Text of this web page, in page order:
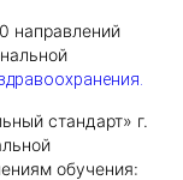
направлений
стандарт» г.
обучения: